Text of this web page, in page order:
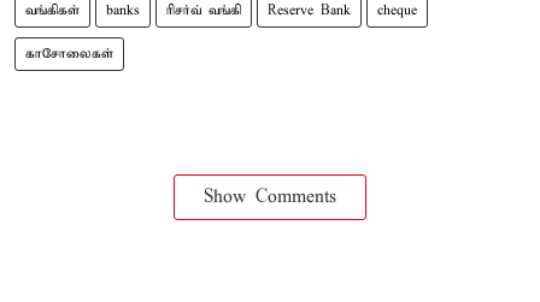
வங்கிகள் banks ரிசர்வ் வங்கி Reserve Bank cheque
காசோலைகள்
Show Comments